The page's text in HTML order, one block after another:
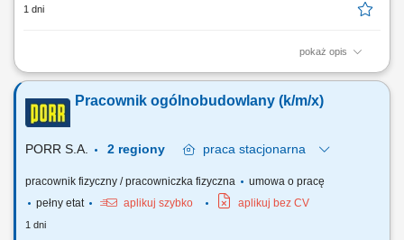
1 dni
pokaż opis
Udział w produkcji prefabrykatów betonowych. Obsługa maszyn i
betonowaniem, zbrojeniem i przygotowaniem szalunków. Kontrola
jakości wykonywanych elementów. Przestrzeganie zasad
Pracownik ogólnobudowlany (k/m/x)
PORR S.A. praca stacjonarna
pracownik fizyczny / pracowniczka fizyczna
umowa o pracę
pełny etat
aplikuj szybko aplikuj bez CV
1 dni